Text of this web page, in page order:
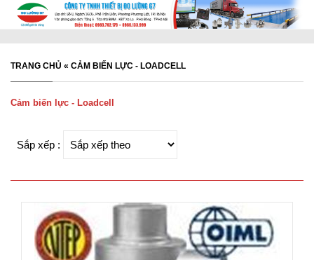
TRANG CHỦ « CẢM BIẾN LỰC - LOADCELL
Cảm biến lực - Loadcell
Sắp xếp :